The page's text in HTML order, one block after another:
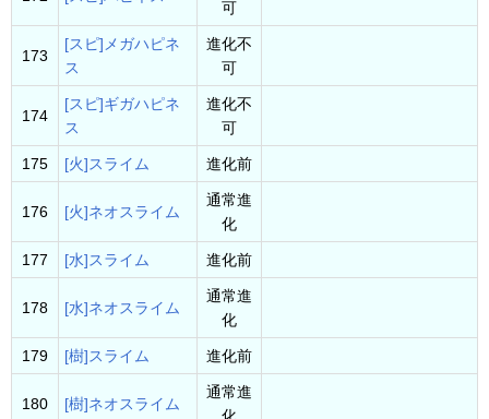
可
173
[スピ]メガハピネ
ス
進化不
可
174
[スピ]ギガハピネ
ス
進化不
可
175 [火]スライム 進化前
176 [火]ネオスライム
通常進
化
177 [水]スライム 進化前
178 [水]ネオスライム
通常進
化
179 [樹]スライム 進化前
180 [樹]ネオスライム
通常進